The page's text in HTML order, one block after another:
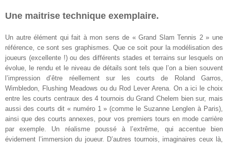
Une maitrise technique exemplaire.
Un autre élément qui fait à mon sens de « Grand Slam Tennis 2 » une
référence, ce sont ses graphismes. Que ce soit pour la modélisation des
joueurs (excellente !) ou des différents stades et terrains sur lesquels on
évolue, le rendu et le niveau de détails sont tels que l’on a bien souvent
l’impression d’être réellement sur les courts de Roland Garros,
Wimbledon, Flushing Meadows ou du Rod Lever Arena. On a ici le choix
entre les courts centraux des 4 tournois du Grand Chelem bien sur, mais
aussi des courts dit « numéro 1 » (comme le Suzanne Lenglen à Paris),
ainsi que des courts annexes, pour vos premiers tours en mode carrière
par exemple. Un réalisme poussé à l’extrême, qui accentue bien
évidement l’immersion du joueur. D’autres tournois, imaginaires ceux là,